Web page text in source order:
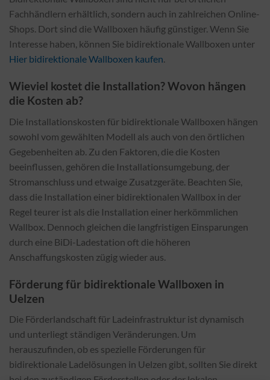
Fachhändlern erhältlich, sondern auch in zahlreichen Online-
Shops. Dort sind die Wallboxen häufig günstiger. Wenn Sie
Interesse haben, können Sie bidirektionale Wallboxen unter
Hier bidirektionale Wallboxen kaufen.
Wieviel kostet die Installation? Wovon hängen
die Kosten ab?
Die Installationskosten für bidirektionale Wallboxen hängen
sowohl vom gewählten Modell als auch von den örtlichen
Gegebenheiten ab. Zu den Faktoren, die die Kosten
beeinflussen, gehören die Installationsumgebung, der
Stromanschluss und etwaige Zusatzgeräte. Beachten Sie,
dass die Installation einer bidirektionalen Wallbox in der
Regel teurer ist als die Installation einer herkömmlichen
Wallbox. Dennoch gleichen die langfristigen Einsparungen
durch eine BiDi-Ladestation oft die höheren
Anschaffungskosten zügig wieder aus.
Förderung für bidirektionale Wallboxen in
Uelzen
Die Förderlandschaft für Ladeinfrastruktur ist dynamisch
und unterliegt ständigen Veränderungen. Um
herauszufinden, ob es spezielle Förderungen für
bidirektionale Ladelösungen in Uelzen gibt, sollten Sie direkt